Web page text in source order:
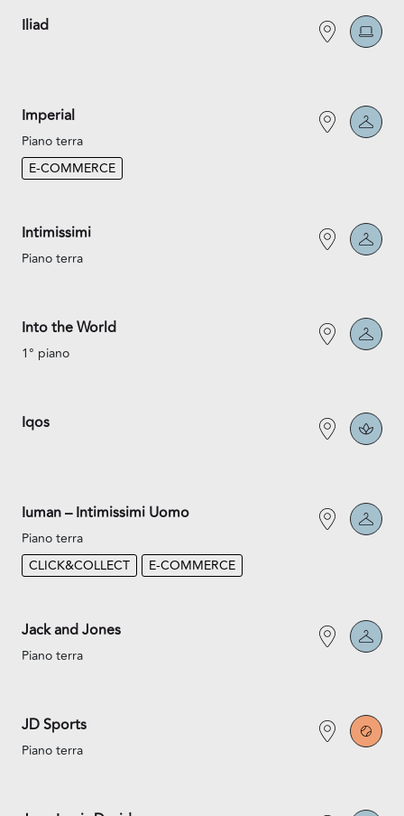
Iliad
Imperial
Piano terra
E-COMMERCE
Intimissimi
Piano terra
Into the World
1° piano
Iqos
Iuman – Intimissimi Uomo
Piano terra
CLICK&COLLECT
E-COMMERCE
Jack and Jones
Piano terra
JD Sports
Piano terra